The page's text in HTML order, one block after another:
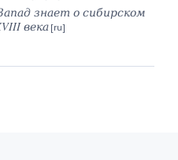
знает о сибирском
века